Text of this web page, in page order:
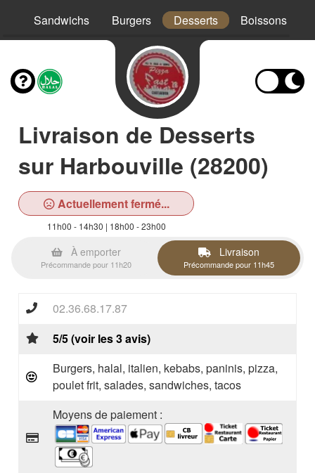
Sandwichs Burgers Desserts Boissons
Livraison de Desserts
sur Harbouville (28200)
Actuellement fermé...
11h00 - 14h30 | 18h00 - 23h00
À emporter
Précommande pour 11h20
Livraison
Précommande pour 11h45
02.36.68.17.87
5/5 (voir les 3 avis)
Burgers, halal, italien, kebabs, paninis, pizza,
poulet frit, salades, sandwiches, tacos
Moyens de paiement :